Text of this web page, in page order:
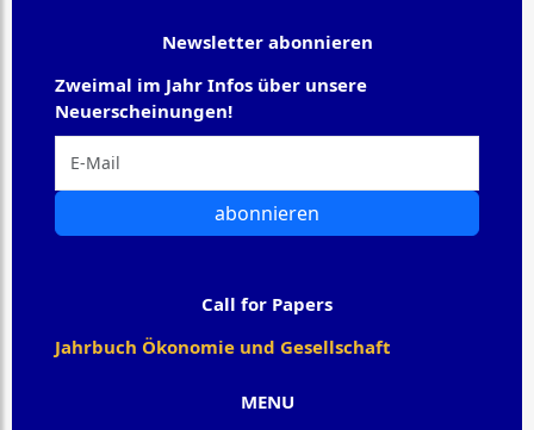
MENU
Newsletter abonnieren
Zweimal im Jahr Infos über unsere
Neuerscheinungen!
abonnieren
Call for Papers
Jahrbuch Ökonomie und Gesellschaft